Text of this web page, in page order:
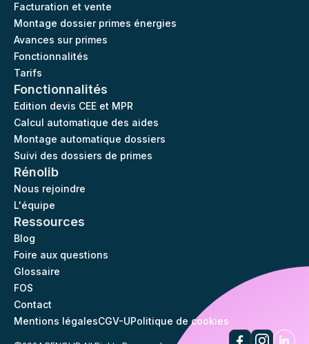
Facturation et vente
Montage dossier primes énergies
Avances sur primes
Fonctionnalités
Tarifs
Fonctionnalités
Edition devis CEE et MPR
Calcul automatique des aides
Montage automatique dossiers
Suivi des dossiers de primes
Rénolib
Nous rejoindre
L'équipe
Ressources
Blog
Foire aux questions
Glossaire
FOS
Contact
Mentions légalesCGV-UPolitique de cookies